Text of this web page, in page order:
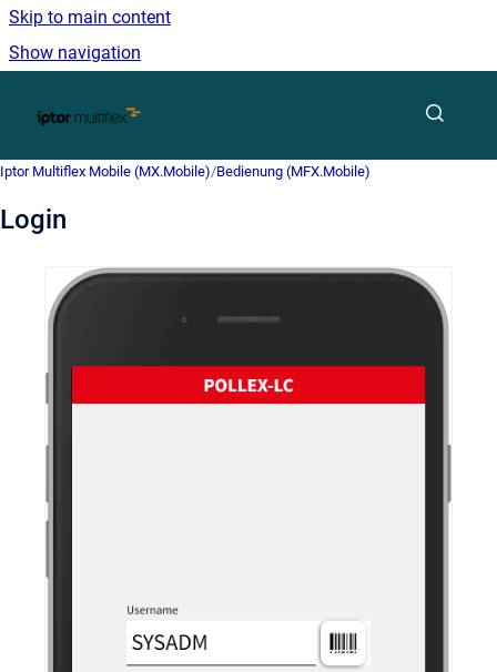
Skip to main content
Show navigation
Iptor Multiflex Mobile (MX.Mobile)/Bedienung (MFX.Mobile)
Login